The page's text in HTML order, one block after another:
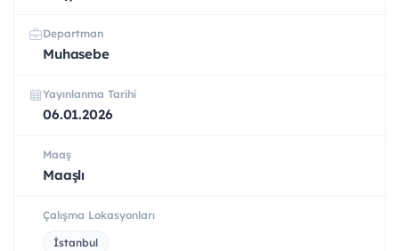
Departman
Muhasebe
Yayınlanma Tarihi
06.01.2026
Maaş
Maaşlı
Çalışma Lokasyonları
İstanbul